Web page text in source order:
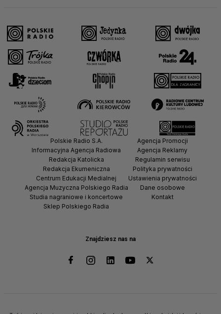
Znajdziesz nas na
Polskie Radio S.A.
Informacyjna Agencja Radiowa
Redakcja Katolicka
Redakcja Ekumeniczna
Centrum Edukacji Medialnej
Agencja Muzyczna Polskiego Radia
Studia nagraniowe i koncertowe
Sklep Polskiego Radia
Agencja Promocji
Agencja Reklamy
Regulamin serwisu
Polityka prywatności
Ustawienia prywatności
Dane osobowe
Kontakt